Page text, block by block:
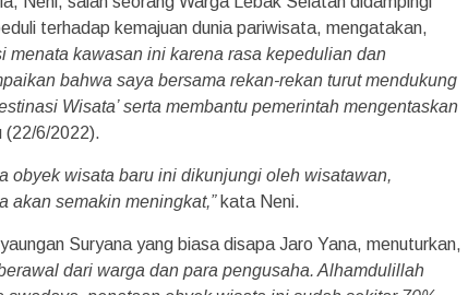
terhadap kemajuan dunia pariwisata, mengatakan,
menata kawasan ini karena rasa kepedulian dan
bahwa saya bersama rekan-rekan turut mendukung
Wisata’ serta membantu pemerintah mengentaskan
(22/6/2022).
obyek wisata baru ini dikunjungi oleh wisatawan,
akan semakin meningkat,”kata Neni.
Suryana yang biasa disapa Jaro Yana, menuturkan,
dari warga dan para pengusaha. Alhamdulillah